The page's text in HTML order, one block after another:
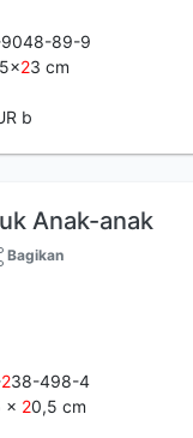
89-9
23 cm
b
Anak-anak
Bagikan
238-498-4
x 20,5 cm